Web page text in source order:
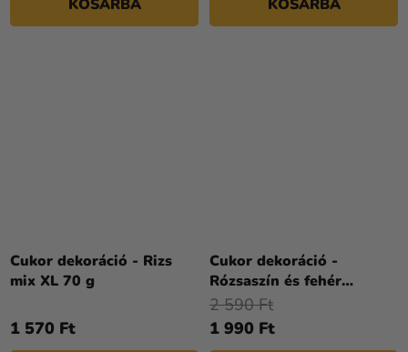
KOSÁRBA KOSÁRBA
Cukor dekoráció - Rizs
mix XL 70 g
1 570 Ft
Cukor dekoráció -
Rózsaszín és fehér
virágok
1 990 Ft
2 590 Ft